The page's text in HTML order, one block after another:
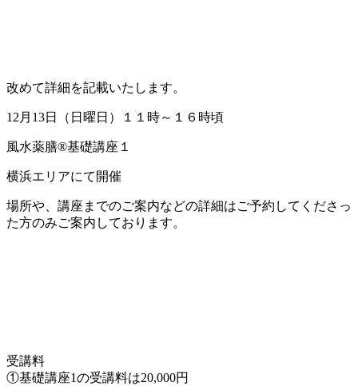
改めて詳細を記載いたします。
12月13日（日曜日）１１時～１６時頃
風水薬膳®基礎講座１
横浜エリアにて開催
場所や、講座までのご案内などの詳細はご予約してくださっ
た方のみご案内しております。
受講料
①基礎講座1の受講料は20,000円